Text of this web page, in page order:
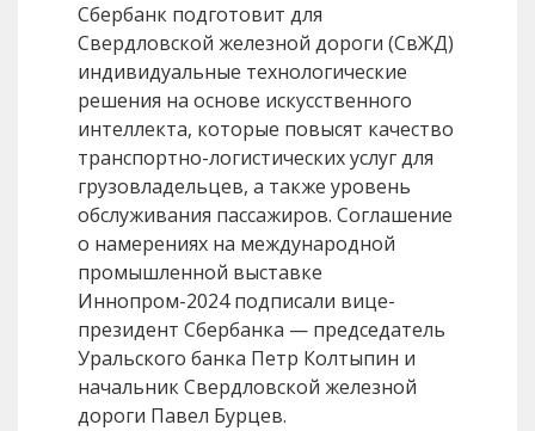
Сбербанк подготовит для
Свердловской железной дороги (СвЖД)
индивидуальные технологические
решения на основе искусственного
интеллекта, которые повысят качество
транспортно-логистических услуг для
грузовладельцев, а также уровень
обслуживания пассажиров. Соглашение
о намерениях на международной
промышленной выставке
Иннопром-2024 подписали вице-
президент Сбербанка — председатель
Уральского банка Петр Колтыпин и
начальник Свердловской железной
дороги Павел Бурцев.